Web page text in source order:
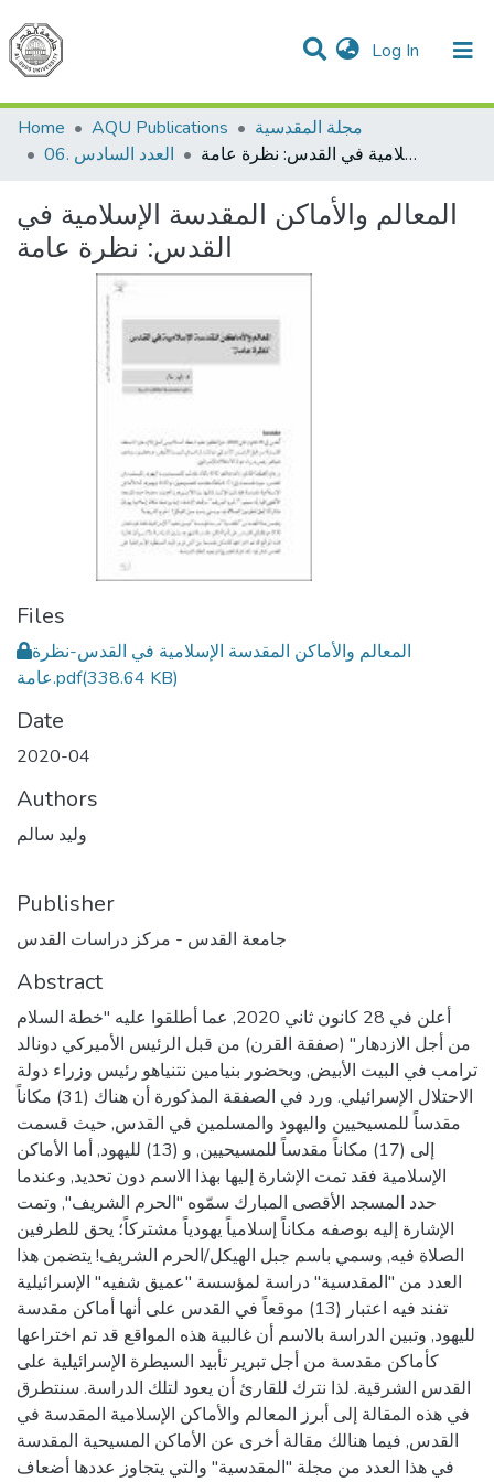
Log In (current)
Communities & Collections
All of DSpace
Home
AQU Publications
مجلة المقدسية
06. العدد السادس
المعالم والأماكن المقدسة الإسلامية في القدس: نظرة عامة
المعالم والأماكن المقدسة الإسلامية في
القدس: نظرة عامة
Files
المعالم والأماكن المقدسة الإسلامية في القدس-نظرة
عامة.pdf(338.64 KB)
Date
2020-04
Authors
وليد سالم
Publisher
جامعة القدس - مركز دراسات القدس
Abstract
أعلن في 28 كانون ثاني 2020, عما أطلقوا عليه "خطة السلام
من أجل الازدهار" (صفقة القرن) من قبل الرئيس الأميركي دونالد
ترامب في البيت الأبيض, وبحضور بنيامين نتنياهو رئيس وزراء دولة
الاحتلال الإسرائيلي. ورد في الصفقة المذكورة أن هناك (31) مكاناً
مقدساً للمسيحيين واليهود والمسلمين في القدس, حيث قسمت
إلى (17) مكاناً مقدساً للمسيحيين, و (13) لليهود, أما الأماكن
الإسلامية فقد تمت الإشارة إليها بهذا الاسم دون تحديد, وعندما
حدد المسجد الأقصى المبارك سمّوه "الحرم الشريف", وتمت
الإشارة إليه بوصفه مكاناً إسلامياً يهودياً مشتركاً؛ يحق للطرفين
الصلاة فيه, وسمي باسم جبل الهيكل/الحرم الشريف! يتضمن هذا
العدد من "المقدسية" دراسة لمؤسسة "عميق شفيه" الإسرائيلية
تفند فيه اعتبار (13) موقعاً في القدس على أنها أماكن مقدسة
لليهود, وتبين الدراسة بالاسم أن غالبية هذه المواقع قد تم اختراعها
كأماكن مقدسة من أجل تبرير تأبيد السيطرة الإسرائيلية على
القدس الشرقية. لذا نترك للقارئ أن يعود لتلك الدراسة. سنتطرق
في هذه المقالة إلى أبرز المعالم والأماكن الإسلامية المقدسة في
القدس, فيما هنالك مقالة أخرى عن الأماكن المسيحية المقدسة
في هذا العدد من مجلة "المقدسية" والتي يتجاوز عددها أضعاف